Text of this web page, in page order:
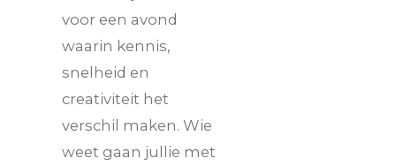
voor een avond
waarin kennis,
snelheid en
creativiteit het
verschil maken. Wie
weet gaan jullie met